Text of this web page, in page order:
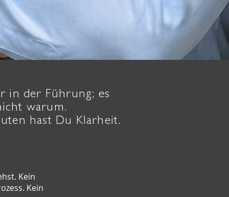
in der Führung; es
warum.
hast Du Klarheit.
Kein
Kein